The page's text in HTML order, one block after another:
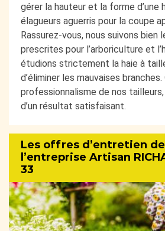
gérer la hauteur et la forme d’une
élagueurs aguerris pour la coupe
Rassurez-vous, nous suivons bien
prescrites pour l’arboriculture et
étudions strictement la haie à
d’éliminer les mauvaises
professionnalisme de nos
d’un résultat satisfaisant.
Les offres d’entretien
l’entreprise Artisan
33